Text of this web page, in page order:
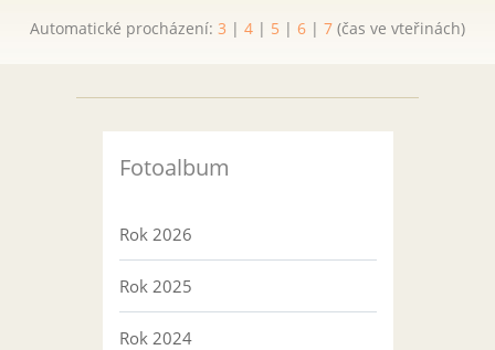
Automatické procházení: 3 | 4 | 5 | 6 | 7 (čas ve vteřinách)
Fotoalbum
Rok 2026
Rok 2025
Rok 2024